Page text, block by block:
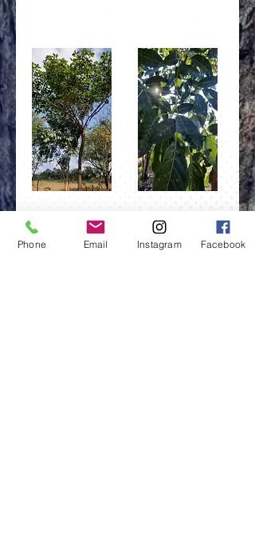
Bibliografía:
CATIE (Centro Agronómico Tropical de
Phone Email Instagram Facebook